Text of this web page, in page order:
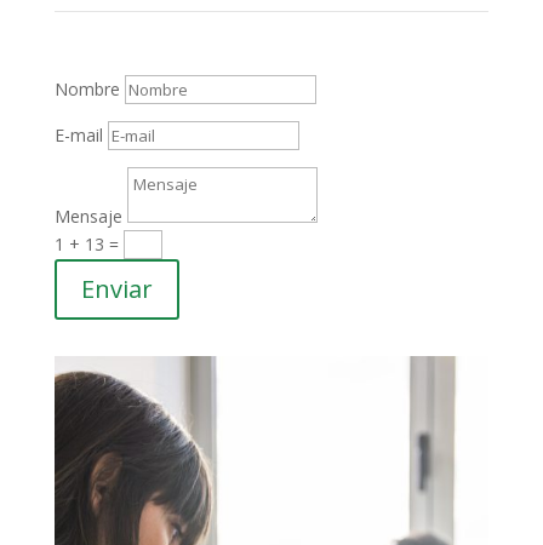
Nombre
E-mail
Mensaje
1 + 13 =
Enviar